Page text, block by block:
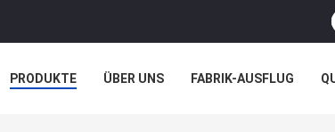
PRODUKTE ÜBER UNS FABRIK-AUSFLUG